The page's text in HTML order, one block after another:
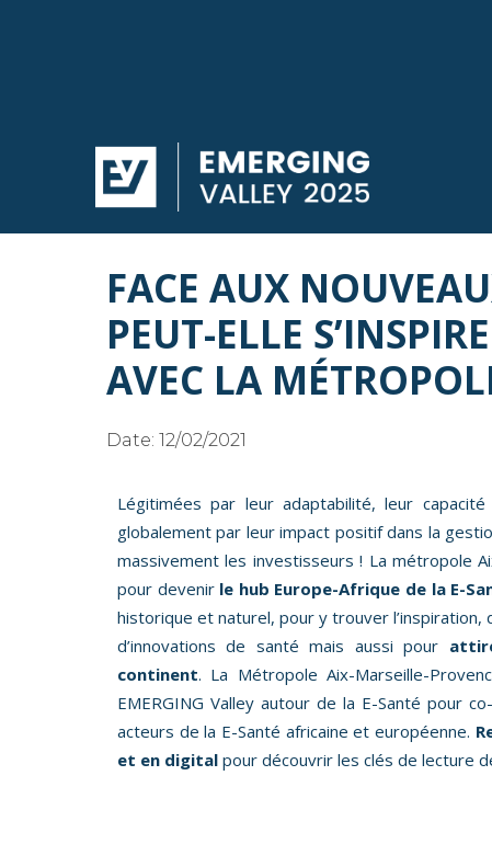
FACE AUX
PEUT-ELLE
AVEC LA
Date: 12/02/2021
Légitimées par leur adaptabilité, leur
globalement par leur impact positif dans la
massivement les investisseurs ! La métropole
pour devenir le hub Europe-Afrique de la E-
historique et naturel, pour y trouver
d’innovations de santé mais aussi pour
continent. La Métropole Aix-Marseille-
EMERGING Valley autour de la E-Santé pour
acteurs de la E-Santé africaine et européenne.
et en digital pour découvrir les clés de lecture